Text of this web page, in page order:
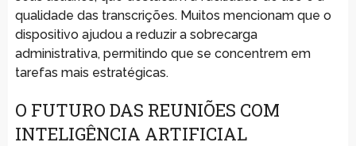
qualidade das transcrições. Muitos mencionam que o
dispositivo ajudou a reduzir a sobrecarga
administrativa, permitindo que se concentrem em
tarefas mais estratégicas.
O FUTURO DAS REUNIÕES COM
INTELIGÊNCIA ARTIFICIAL